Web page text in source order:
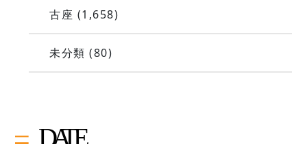
古座 (1,658)
未分類 (80)